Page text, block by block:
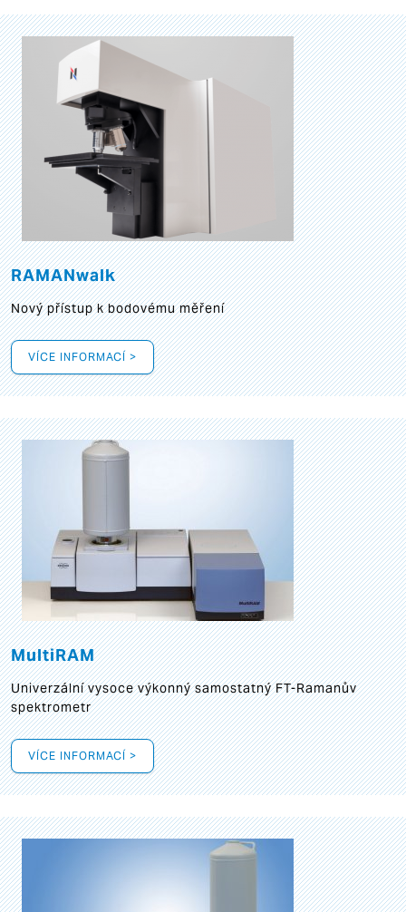
RAMANwalk
Nový přístup k bodovému měření
VÍCE INFORMACÍ >
MultiRAM
Univerzální vysoce výkonný samostatný FT-Ramanův
spektrometr
VÍCE INFORMACÍ >